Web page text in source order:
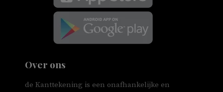
Over ons
de Kanttekening is een onafhankelijke en